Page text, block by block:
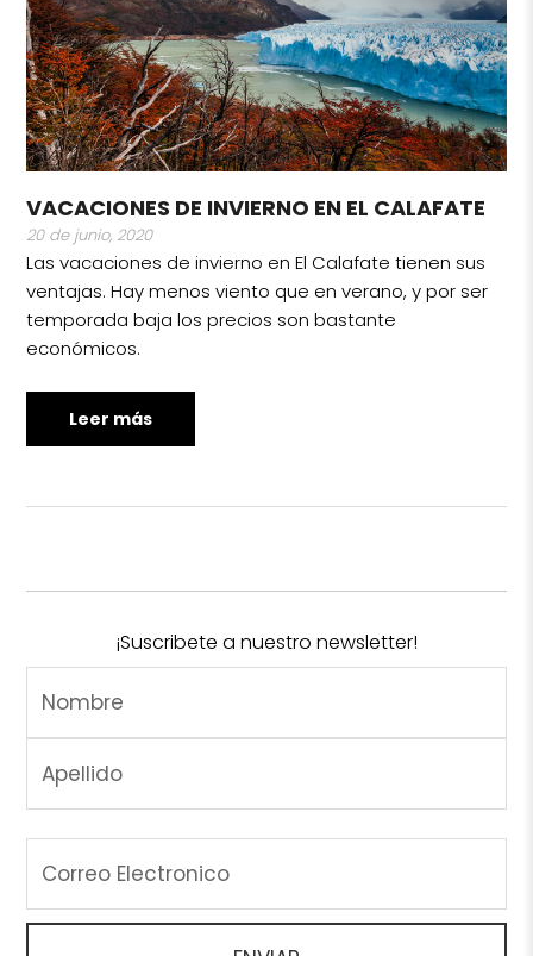
VACACIONES DE INVIERNO EN EL CALAFATE
20 de junio, 2020
Las vacaciones de invierno en El Calafate tienen sus
ventajas. Hay menos viento que en verano, y por ser
temporada baja los precios son bastante
económicos.
Leer más
¡Suscribete a nuestro newsletter!